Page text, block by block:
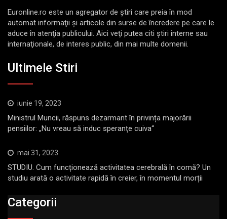
Euronline.ro este un agregator de ştiri care preia în mod
automat informaţii şi articole din surse de încredere pe care le
aduce în atenţia publicului. Aici veţi putea citi ştiri interne sau
internaţionale, de interes public, din mai multe domenii.
Ultimele Stiri
iunie 19, 2023
Ministrul Muncii, răspuns dezarmant în privința majorării
pensiilor: „Nu vreau să induc speranţe cuiva“
mai 31, 2023
STUDIU. Cum funcționează activitatea cerebrală în comă? Un
studiu arată o activitate rapidă în creier, în momentul morții
Categorii